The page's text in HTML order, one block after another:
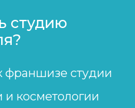
студию
франшизе студии
косметологии